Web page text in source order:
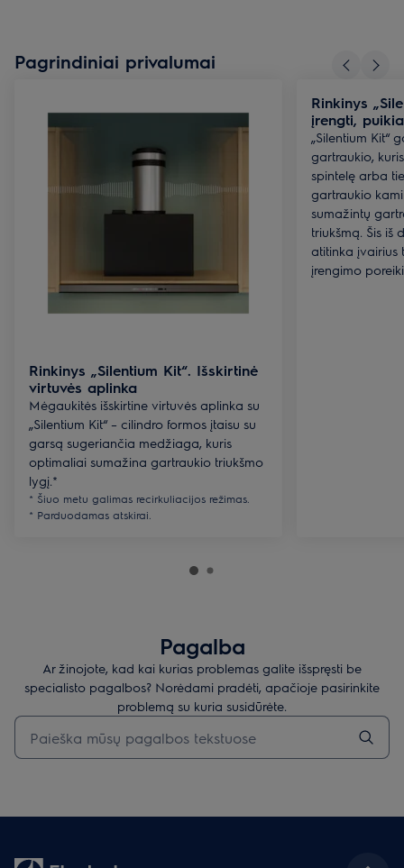
unikalaus. Puodai idealiems makaronams „spaghetti al dente“,
keptuvės sultingiems kepsniams - „Infinite Chef“ kolekcijoje rasite
Pagrindiniai privalumai
Rinkinys „Silentium Kit“. Išskirtinė
virtuvės aplinka
Mėgaukitės išskirtine virtuvės aplinka su
„Silentium Kit“ – cilindro formos įtaisu su
garsą sugeriančia medžiaga, kuris
optimaliai sumažina gartraukio triukšmo
lygį.*
* Šiuo metu galimas recirkuliacijos režimas.
* Parduodamas atskirai.
Rinkinys
įrengti,
„Silentium Kit“
gartraukio,
spintelę arba
gartraukio
sumažintų
triukšmą. Šis iš
atitinka įvairius
įrengimo
Pagalba
Ar žinojote, kad kai kurias problemas galite išspręsti be
specialisto pagalbos? Norėdami pradėti, apačioje pasirinkite
problemą su kuria susidūrėte.
Įveskite tekstą, jei norite ieškoti pagalbinių straipsnių